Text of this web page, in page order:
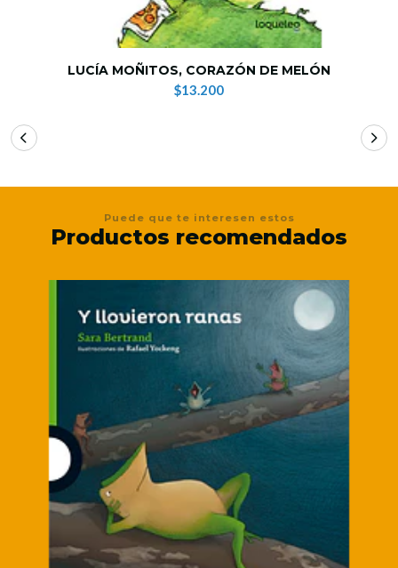
LUCÍA MOÑITOS, CORAZÓN DE MELÓN
$13.200
Puede que te interesen estos
Productos recomendados